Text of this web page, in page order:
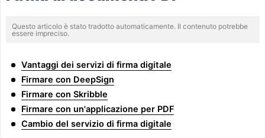
Questo articolo è stato tradotto automaticamente. Il contenuto potrebbe
essere impreciso.
Vantaggi dei servizi di firma digitale
Firmare con DeepSign
Firmare con Skribble
Firmare con un'applicazione per PDF
Cambio del servizio di firma digitale